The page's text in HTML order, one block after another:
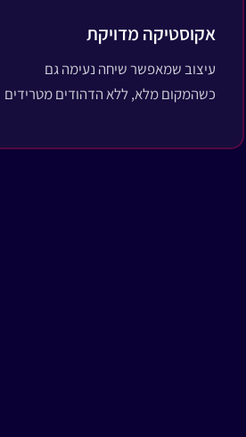
אקוסטיקה מדויקת
עיצוב שמאפשר שיחה נעימה גם
כשהמקום מלא, ללא הדהודים מטרידים